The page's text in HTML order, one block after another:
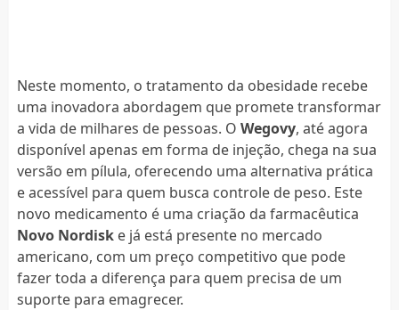
Neste momento, o tratamento da obesidade recebe
uma inovadora abordagem que promete transformar
a vida de milhares de pessoas. O Wegovy, até agora
disponível apenas em forma de injeção, chega na sua
versão em pílula, oferecendo uma alternativa prática
e acessível para quem busca controle de peso. Este
novo medicamento é uma criação da farmacêutica
Novo Nordiske já está presente no mercado
americano, com um preço competitivo que pode
fazer toda a diferença para quem precisa de um
suporte para emagrecer.